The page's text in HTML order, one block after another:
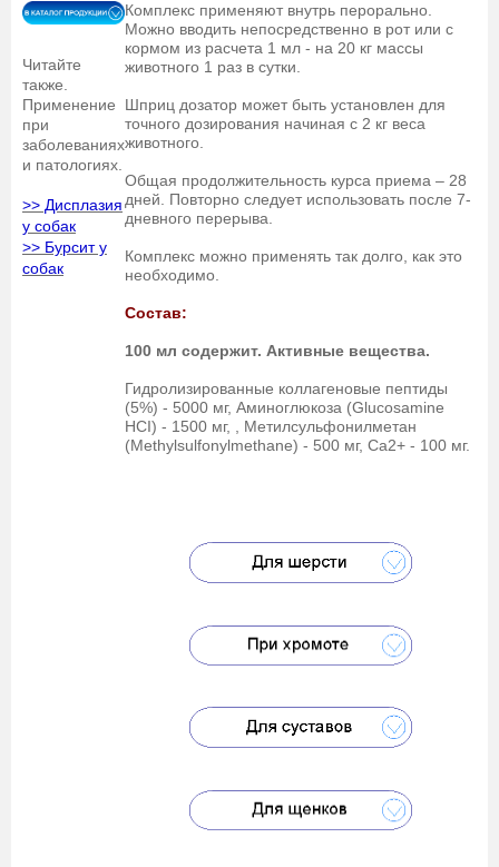
Комплекс применяют внутрь перорально.
Можно вводить непосредственно в рот или с
кормом из расчета 1 мл - на 20 кг массы
животного 1 раз в сутки.
Шприц дозатор может быть установлен для
точного дозирования начиная с 2 кг веса
животного.
Общая продолжительность курса приема – 28
дней. Повторно следует использовать после 7-
дневного перерыва.
Комплекс можно применять так долго, как это
необходимо.
Состав:
100 мл содержит. Активные вещества.
Гидролизированные коллагеновые пептиды
(5%) - 5000 мг, Аминоглюкоза (Glucosamine
HCI) - 1500 мг, , Метилсульфонилметан
(Methylsulfonylmethane) - 500 мг, Ca2+ - 100 мг.
Читайте
также.
Применение
при
заболеваниях
и патологиях.
>> Дисплазия
у собак
>> Бурсит у
собак